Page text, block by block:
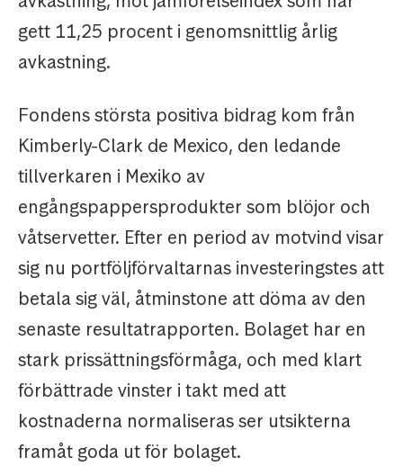
gett 11,25 procent i genomsnittlig årlig
avkastning.
Fondens största positiva bidrag kom från
Kimberly-Clark de Mexico, den ledande
tillverkaren i Mexiko av
engångspappersprodukter som blöjor och
våtservetter. Efter en period av motvind visar
sig nu portföljförvaltarnas investeringstes att
betala sig väl, åtminstone att döma av den
senaste resultatrapporten. Bolaget har en
stark prissättningsförmåga, och med klart
förbättrade vinster i takt med att
kostnaderna normaliseras ser utsikterna
framåt goda ut för bolaget.